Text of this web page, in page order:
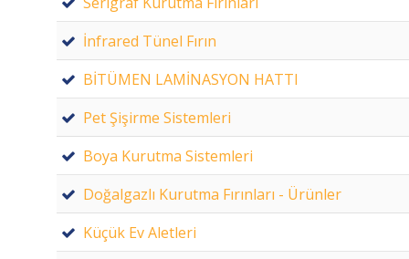
İnfrared Tünel Fırın
BİTÜMEN LAMİNASYON HATTI
Pet Şişirme Sistemleri
Boya Kurutma Sistemleri
Doğalgazlı Kurutma Fırınları - Ürünler
Küçük Ev Aletleri